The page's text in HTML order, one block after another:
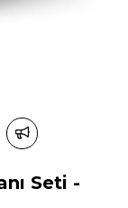
Seti -